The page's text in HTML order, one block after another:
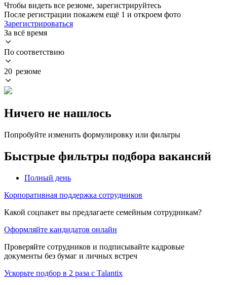
Чтобы видеть все резюме, зарегистрируйтесь
После регистрации покажем ещё 1 и откроем фото
Зарегистрироваться
За всё время
По соответствию
20 резюме
Ничего не нашлось
Попробуйте изменить формулировку или фильтры
Быстрые фильтры подбора вакансий
Полный день
Корпоративная поддержка сотрудников
Какой соцпакет вы предлагаете семейным сотрудникам?
Оформляйте кандидатов онлайн
Проверяйте сотрудников и подписывайте кадровые
документы без бумаг и личных встреч
Ускорьте подбор в 2 раза с Talantix